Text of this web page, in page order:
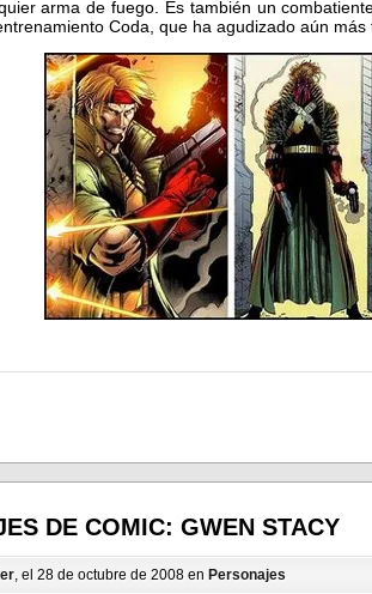
arma de fuego. Es también un
Coda, que ha agudizado aún
DE COMIC: GWEN STACY
, el 28 de octubre de 2008 en Personajes